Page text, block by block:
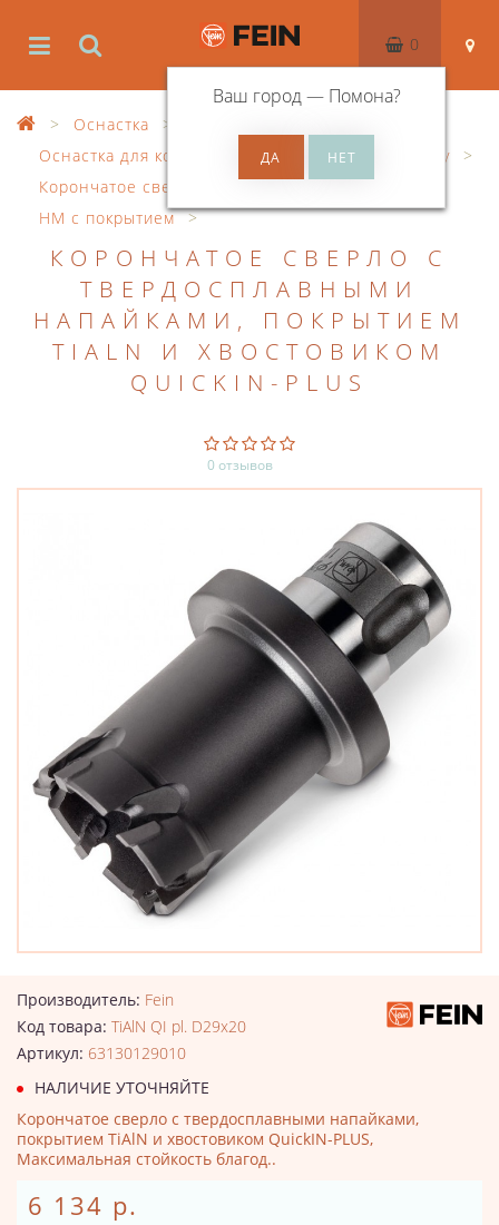
Ваш город — Помона?
0
Оснастка
Оснастка для корончатого сверления по металлу
Корончатое сверло с ручным управлением
HM с покрытием
КОРОНЧАТОЕ СВЕРЛО С
ТВЕРДОСПЛАВНЫМИ
НАПАЙКАМИ, ПОКРЫТИЕМ
TIALN И ХВОСТОВИКОМ
QUICKIN-PLUS
0 отзывов
Производитель: Fein
Код товара: TiAlN QI pl. D29x20
Артикул: 63130129010
НАЛИЧИЕ УТОЧНЯЙТЕ
Корончатое сверло с твердосплавными напайками,
покрытием TiAlN и хвостовиком QuickIN-PLUS,
Максимальная стойкость благод..
6 134 р.